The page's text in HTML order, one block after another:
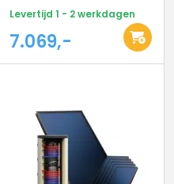
Levertijd 1 - 2 werkdagen
7.069,-